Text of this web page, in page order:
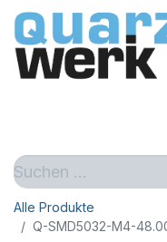
Alle Produkte
Q-SMD5032-M4-